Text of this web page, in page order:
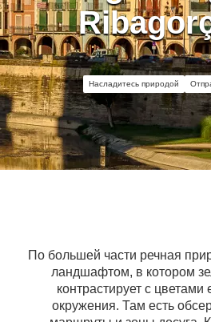
Насладитесь природой
По большей части речная
ландшафтом, в котором
контрастирует с цветами
окружения. Там есть